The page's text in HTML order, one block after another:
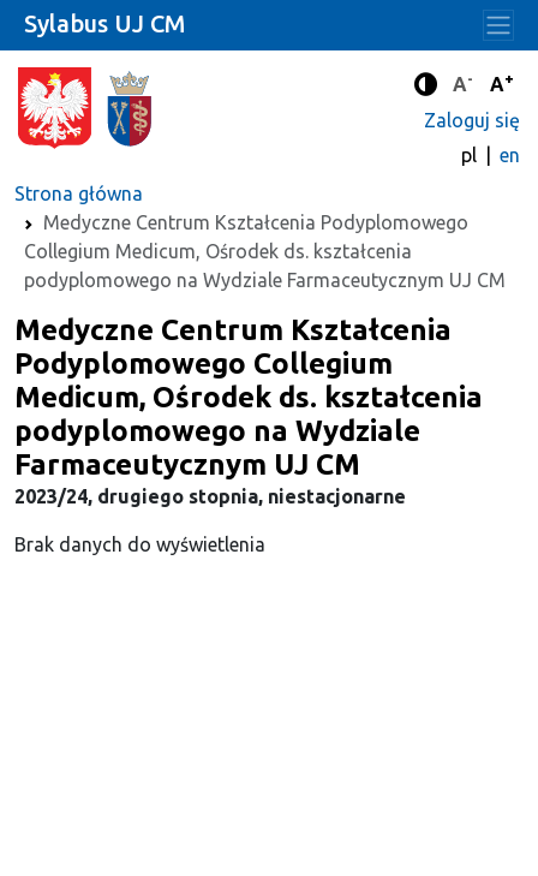
Tryb
A- A+
Zaloguj się
pl
en
Strona główna
Medyczne Centrum Kształcenia Podyplomowego
Collegium Medicum, Ośrodek ds. kształcenia
podyplomowego na Wydziale Farmaceutycznym UJ CM
Sylabus UJ CM
Medyczne Centrum Kształcenia
Podyplomowego Collegium
Medicum, Ośrodek ds. kształcenia
podyplomowego na Wydziale
Farmaceutycznym UJ CM
2023/24, drugiego stopnia, niestacjonarne
Brak danych do wyświetlenia